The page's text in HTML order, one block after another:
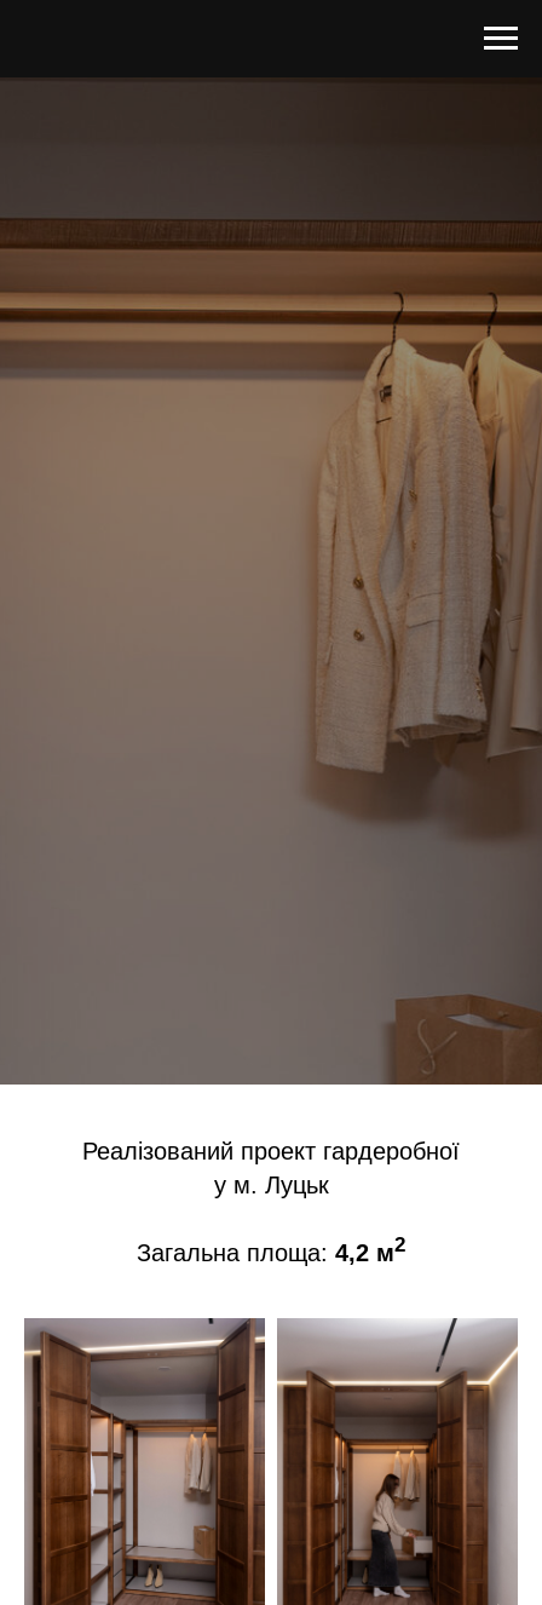
Реалізований проект гардеробної
у м. Луцьк
Загальна площа: 4,2 м2